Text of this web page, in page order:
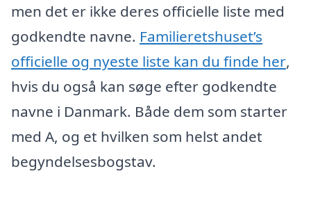
men det er ikke deres officielle liste med
godkendte navne. Familieretshuset’s
officielle og nyeste liste kan du finde her,
hvis du også kan søge efter godkendte
navne i Danmark. Både dem som starter
med A, og et hvilken som helst andet
begyndelsesbogstav.